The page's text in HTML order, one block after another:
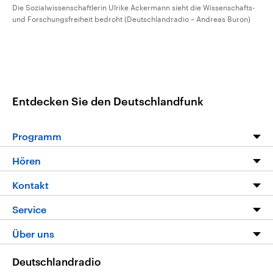
Die Sozialwissenschaftlerin Ulrike Ackermann sieht die Wissenschafts-
und Forschungsfreiheit bedroht (Deutschlandradio – Andreas Buron)
Entdecken Sie den Deutschlandfunk
Programm
Programm
Die Nachrichten
Nachrichtenleicht
Neue Beiträge auf dlf.de
Hören
Livestream
Podcasts
Deutschlandfunk App
Nachrichten App
Kontakt
Hörerservice
Service
FAQ
Veranstaltungen
Über uns
Deutschlandradio